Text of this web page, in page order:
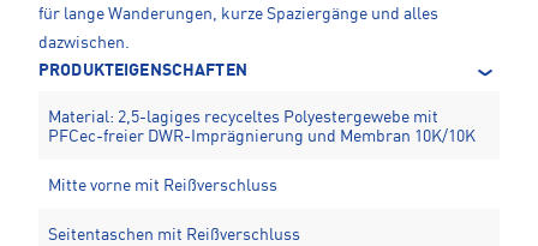
für lange Wanderungen, kurze Spaziergänge und alles
dazwischen.
PRODUKTEIGENSCHAFTEN
Material: 2,5-lagiges recyceltes Polyestergewebe mit
PFCec-freier DWR-Imprägnierung und Membran 10K/10K
Mitte vorne mit Reißverschluss
Seitentaschen mit Reißverschluss